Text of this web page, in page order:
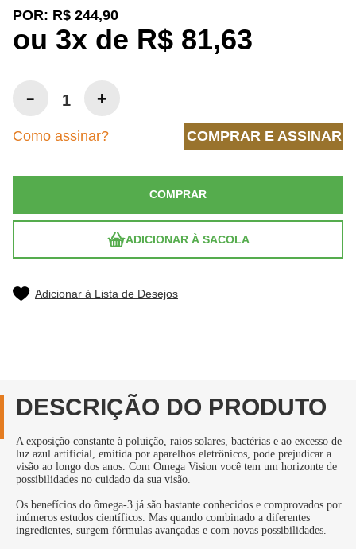
POR: R$ 244,90
ou 3x de R$ 81,63
COMPRAR
ADICIONAR À SACOLA
Como assinar? COMPRAR E ASSINAR
Adicionar à Lista de Desejos
DESCRIÇÃO DO PRODUTO
A exposição constante à poluição, raios solares, bactérias e ao excesso de
luz azul artificial, emitida por aparelhos eletrônicos, pode prejudicar a
visão ao longo dos anos. Com Omega Vision você tem um horizonte de
possibilidades no cuidado da sua visão.
Os benefícios do ômega-3 já são bastante conhecidos e comprovados por
inúmeros estudos científicos. Mas quando combinado a diferentes
ingredientes, surgem fórmulas avançadas e com novas possibilidades.